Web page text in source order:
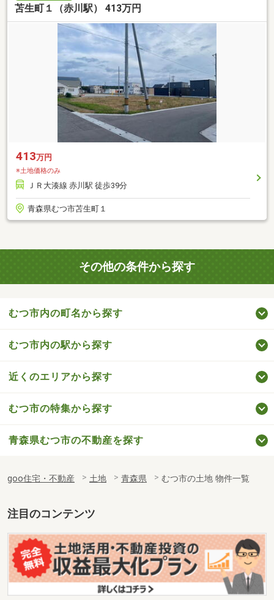
苫生町１（赤川駅） 413万円
413万円
※土地価格のみ
ＪＲ大湊線 赤川駅 徒歩39分
青森県むつ市苫生町１
その他の条件から探す
むつ市内の町名から探す
むつ市内の駅から探す
近くのエリアから探す
むつ市の特集から探す
青森県むつ市の不動産を探す
goo住宅・不動産 土地 青森県 むつ市の土地 物件一覧
注目のコンテンツ